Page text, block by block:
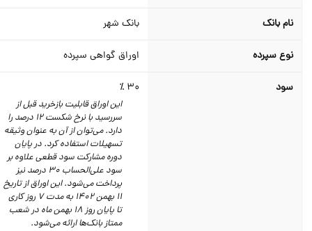
نام بانک بانک شهر
نوع سپرده اوراق گواهی سپرده
سود
این اوراق قابلیت بازخرید قبل از
سررسید با نرخ شکست 12 درصد را
دارد. می‌توان از آن به عنوان وثیقه
تسهیلات استفاده کرد. در پایان
دوره مشارکت سود قطعی علاوه بر
سود علی‌الحساب 30 درصد نیز
پرداخت می‌شود. این اوراق از تاریخ
11 بهمن 1402 به مدت 7 روز کاری
تا پایان روز 18 بهمن ماه در شعب
ممتاز بانک‌ها ارائه می‌شود.